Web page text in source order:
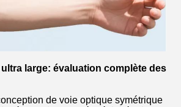
large: évaluation complète des
de voie optique symétrique